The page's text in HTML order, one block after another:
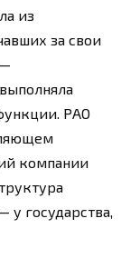
из
за свои
РАО
компании
у государства,